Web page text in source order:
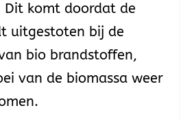
Dit komt doordat de
uitgestoten bij de
bio brandstoffen,
van de biomassa weer